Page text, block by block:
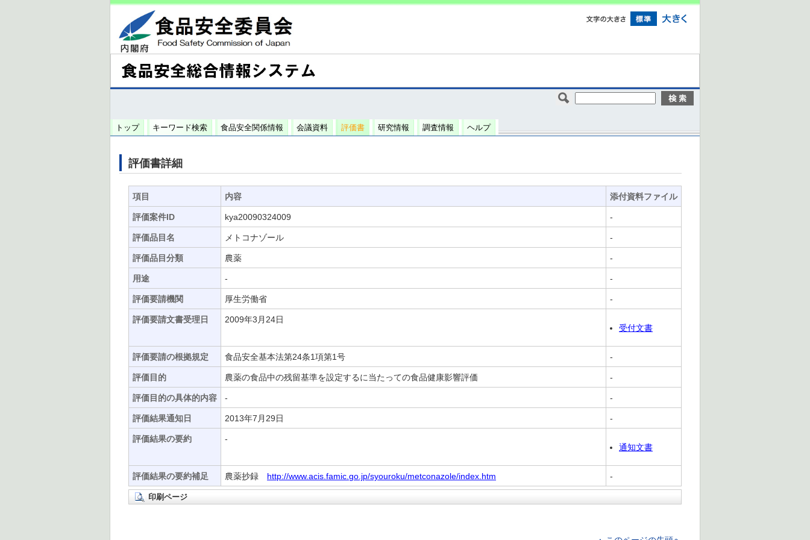
トップ キーワード検索 食品安全関係情報 会議資料 評価書 研究情報 調査情報 ヘルプ
評価書詳細
項目 内容 添付資料ファイル
評価案件ID kya20090324009 -
評価品目名 メトコナゾール -
評価品目分類 農薬 -
用途 - -
評価要請機関 厚生労働省 -
評価要請文書受理日
2009年3月24日
受付文書
評価要請の根拠規定 食品安全基本法第24条1項第1号 -
評価目的 農薬の食品中の残留基準を設定するに当たっての食品健康影響評価 -
評価目的の具体的内容 - -
評価結果通知日 2013年7月29日 -
評価結果の要約
-
通知文書
評価結果の要約補足 農薬抄録 http://www.acis.famic.go.jp/syouroku/metconazole/index.htm -
印刷ページ